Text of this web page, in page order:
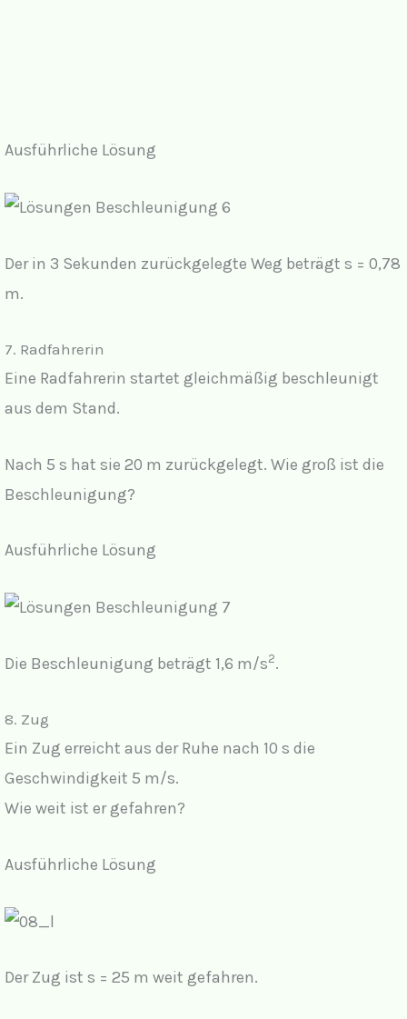
Ausführliche Lösung
Der in 3 Sekunden zurückgelegte Weg beträgt s = 0,78
m.
7. Radfahrerin
Eine Radfahrerin startet gleichmäßig beschleunigt
aus dem Stand.
Nach 5 s hat sie 20 m zurückgelegt. Wie groß ist die
Beschleunigung?
Ausführliche Lösung
Die Beschleunigung beträgt 1,6 m/s2.
8. Zug
Ein Zug erreicht aus der Ruhe nach 10 s die
Geschwindigkeit 5 m/s.
Wie weit ist er gefahren?
Ausführliche Lösung
Der Zug ist s = 25 m weit gefahren.